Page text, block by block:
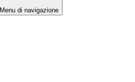
Menu di navigazione